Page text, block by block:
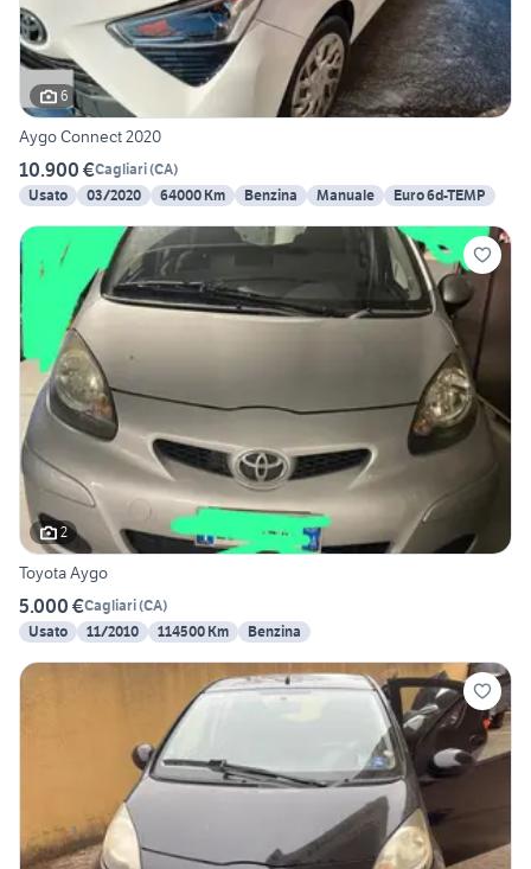
6
Aygo Connect 2020
10.900 €Cagliari(CA)
Usato
03/2020 64000 Km Benzina Manuale Euro 6d-TEMP
2
Toyota Aygo
5.000 €Cagliari(CA)
Usato
11/2010 114500 Km Benzina